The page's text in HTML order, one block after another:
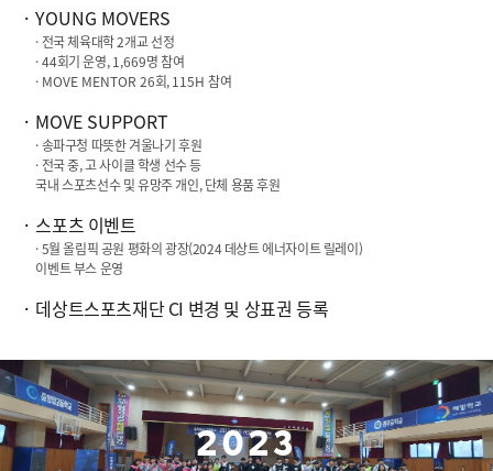
YOUNG MOVERS
· 전국 체육대학2개교 선정
·44회기 운영,1,669명 참여
· MOVE MENTOR 26회,115H 참여
MOVE SUPPORT
· 송파구청 따뜻한 겨울나기 후원
· 전국 중, 고 사이클 학생 선수 등
국내 스포츠선수 및 유망주 개인, 단체 용품 후원
스포츠 이벤트
· 5월 올림픽 공원 평화의 광장(2024 데상트 에너자이트 릴레이)
이벤트 부스 운영
데상트스포츠재단 CI 변경 및 상표권 등록
2023